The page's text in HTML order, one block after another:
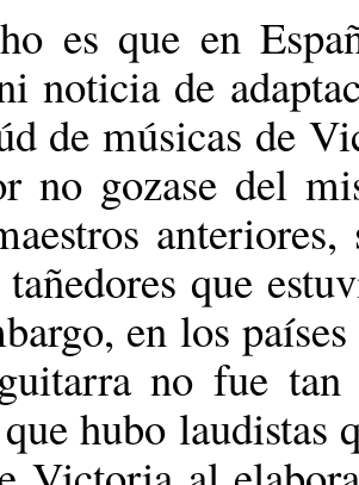
es que en
noticia de
de músicas de
no gozase del
que
en los
no fue tan
hubo laudistas